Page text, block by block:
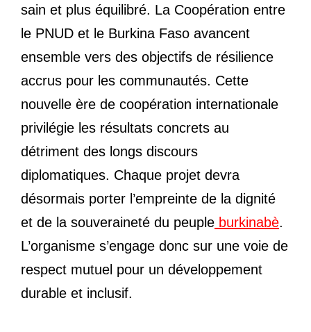
sain et plus équilibré. La Coopération entre
le PNUD et le Burkina Faso avancent
ensemble vers des objectifs de résilience
accrus pour les communautés. Cette
nouvelle ère de coopération internationale
privilégie les résultats concrets au
détriment des longs discours
diplomatiques. Chaque projet devra
désormais porter l’empreinte de la dignité
et de la souveraineté du peuple burkinabè.
L’organisme s’engage donc sur une voie de
respect mutuel pour un développement
durable et inclusif.